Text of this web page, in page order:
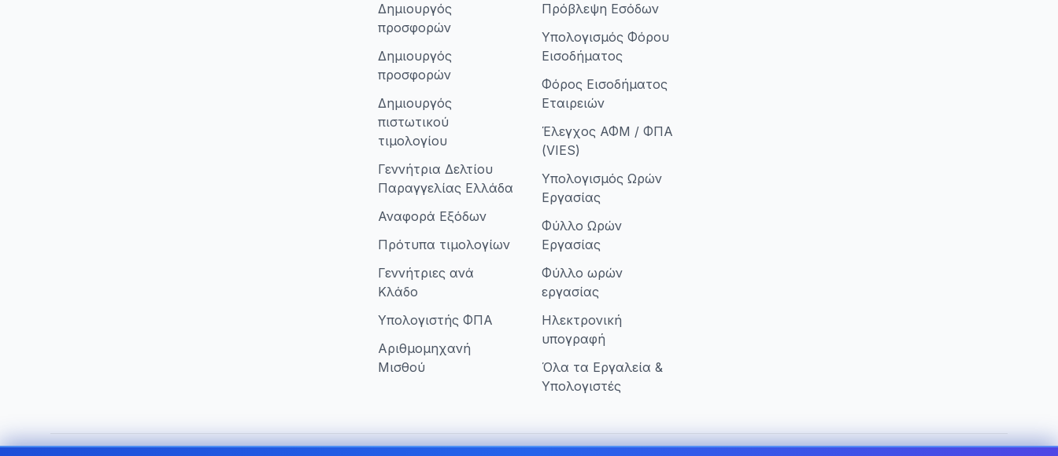
Δημιουργός
προσφορών
Δημιουργός
προσφορών
Δημιουργός
πιστωτικού
τιμολογίου
Γεννήτρια Δελτίου
Παραγγελίας Ελλάδα
Αναφορά Εξόδων
Πρότυπα τιμολογίων
Γεννήτριες ανά
Κλάδο
Υπολογιστής ΦΠΑ
Αριθμομηχανή
Μισθού
Πρόβλεψη Εσόδων
Υπολογισμός Φόρου
Εισοδήματος
Φόρος Εισοδήματος
Εταιρειών
Έλεγχος ΑΦΜ / ΦΠΑ
(VIES)
Υπολογισμός Ωρών
Εργασίας
Φύλλο Ωρών
Εργασίας
Φύλλο ωρών
εργασίας
Ηλεκτρονική
υπογραφή
Όλα τα Εργαλεία &
Υπολογιστές